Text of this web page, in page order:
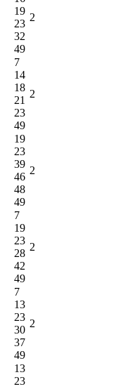
19
23
32
49
2
7
14
18
21
23
49
2
19
23
39
46
48
49
2
7
19
23
28
42
49
2
7
13
23
30
37
49
2
13
23